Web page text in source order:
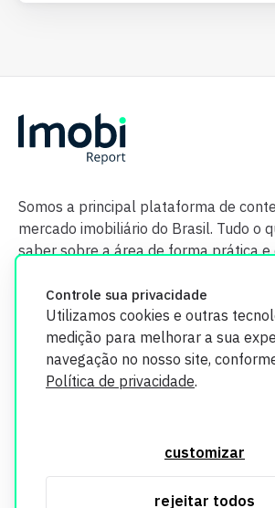
Controle sua privacidade
Utilizamos cookies e outras
medição para melhorar a sua
navegação no nosso site,
Política de privacidade.
customizar
rejeitar todos
Somos a principal plataforma de
mercado imobiliário do Brasil. Tudo o
saber sobre a área de forma prática e
segurança. Todos os dados coletados em
utilizados exclusivamente para fins de
informações, consulte nossa Política de